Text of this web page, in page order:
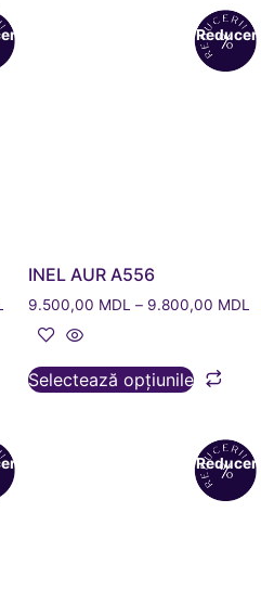
INEL AUR A556
9.500,00 MDL – 9.800,00 MDL
Selectează opțiunile